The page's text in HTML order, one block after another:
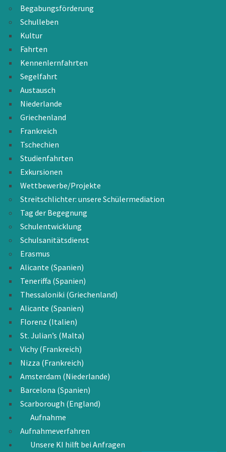
Begabungsförderung
Schulleben
Kultur
Fahrten
Kennenlernfahrten
Segelfahrt
Austausch
Niederlande
Griechenland
Frankreich
Tschechien
Studienfahrten
Exkursionen
Wettbewerbe/Projekte
Streitschlichter: unsere Schülermediation
Tag der Begegnung
Schulentwicklung
Schulsanitätsdienst
Erasmus
Alicante (Spanien)
Teneriffa (Spanien)
Thessaloniki (Griechenland)
Alicante (Spanien)
Florenz (Italien)
St. Julian’s (Malta)
Vichy (Frankreich)
Nizza (Frankreich)
Amsterdam (Niederlande)
Barcelona (Spanien)
Scarborough (England)
Aufnahme
Aufnahmeverfahren
Unsere KI hilft bei Anfragen